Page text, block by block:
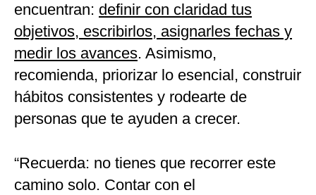
encuentran: definir con claridad tus
objetivos, escribirlos, asignarles fechas y
medir los avances. Asimismo,
recomienda, priorizar lo esencial, construir
hábitos consistentes y rodearte de
personas que te ayuden a crecer.
“Recuerda: no tienes que recorrer este
camino solo. Contar con el